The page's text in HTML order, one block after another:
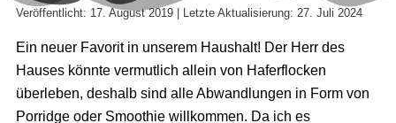
Veröffentlicht: 17. August 2019 | Letzte Aktualisierung: 27. Juli 2024
Ein neuer Favorit in unserem Haushalt! Der Herr des
Hauses könnte vermutlich allein von Haferflocken
überleben, deshalb sind alle Abwandlungen in Form von
Porridge oder Smoothie willkommen. Da ich es